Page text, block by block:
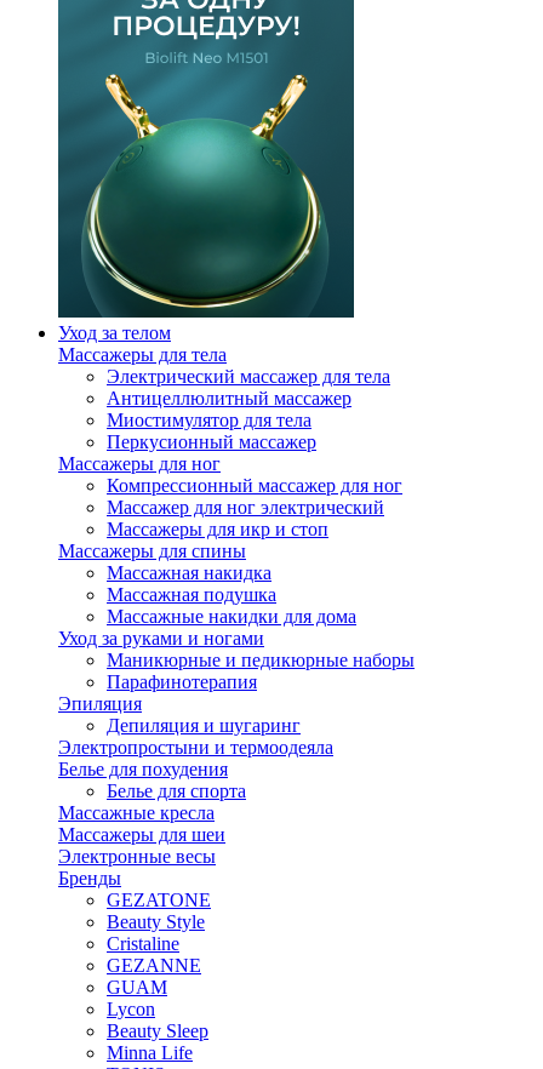
Уход за телом
Массажеры для тела
Электрический массажер для тела
Антицеллюлитный массажер
Миостимулятор для тела
Перкусионный массажер
Массажеры для ног
Компрессионный массажер для ног
Массажер для ног электрический
Массажеры для икр и стоп
Массажеры для спины
Массажная накидка
Массажная подушка
Массажные накидки для дома
Уход за руками и ногами
Маникюрные и педикюрные наборы
Парафинотерапия
Эпиляция
Депиляция и шугаринг
Электропростыни и термоодеяла
Белье для похудения
Белье для спорта
Массажные кресла
Массажеры для шеи
Электронные весы
Бренды
GEZATONE
Beauty Style
Cristaline
GEZANNE
GUAM
Lycon
Beauty Sleep
Minna Life